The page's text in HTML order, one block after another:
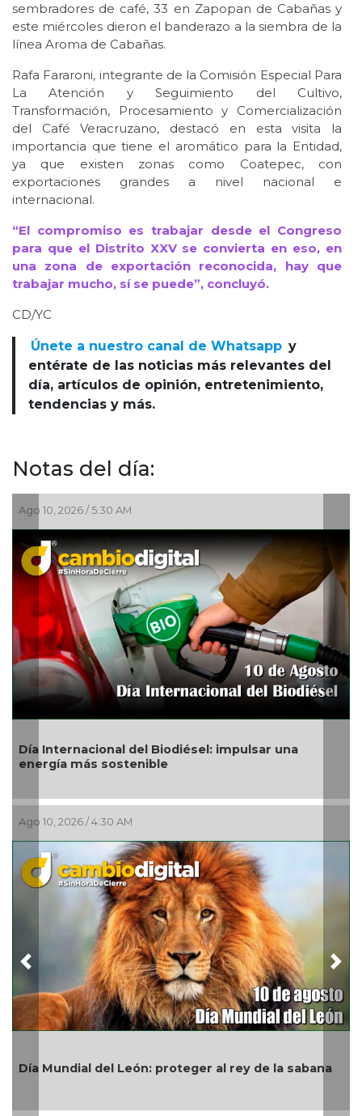
sembradores de café, 33 en Zapopan de Cabañas y
este miércoles dieron el banderazo a la siembra de la
línea Aroma de Cabañas.
Rafa Fararoni, integrante de la Comisión Especial Para
La Atención y Seguimiento del Cultivo,
Transformación, Procesamiento y Comercialización
del Café Veracruzano, destacó en esta visita la
importancia que tiene el aromático para la Entidad,
ya que existen zonas como Coatepec, con
exportaciones grandes a nivel nacional e
internacional.
“El compromiso es trabajar desde el Congreso
para que el Distrito XXV se convierta en eso, en
una zona de exportación reconocida, hay que
trabajar mucho, sí se puede”, concluyó.
CD/YC
Únete a nuestro canal de Whatsapp y
entérate de las noticias más relevantes del
día, artículos de opinión, entretenimiento,
tendencias y más.
Notas del día:
Ago 10, 2026 / 5:30 AM
Día Internacional del Biodiésel: impulsar una
energía más sostenible
Ago 10, 2026 / 4:30 AM
Día Mundial del León: proteger al rey de la sabana
Previous